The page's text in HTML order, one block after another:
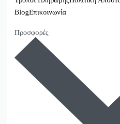
BlogΕπικοινωνία
Προσφορές